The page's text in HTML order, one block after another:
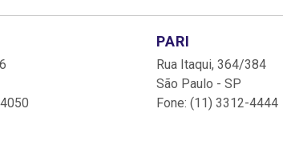
PARI
Rua Itaqui, 364/384
São Paulo - SP
Fone: (11) 3312-4444